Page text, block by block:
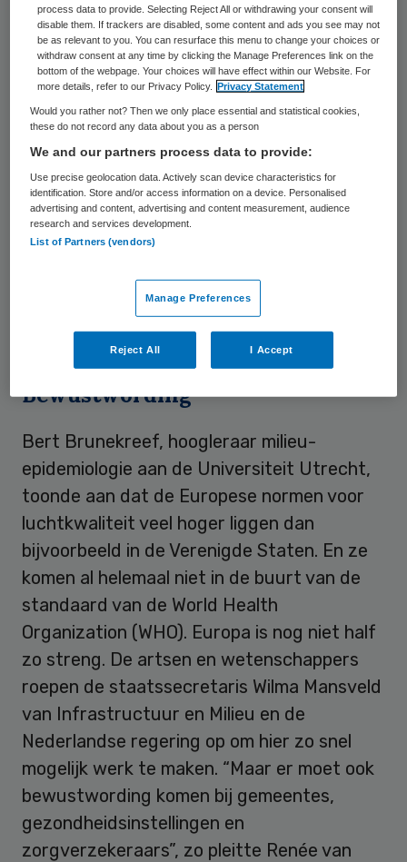
Fijnstof
Longartsen moeten aan de bel trekken over
de gezondheidseffecten van slechte
luchtkwaliteit, vindt Elisabeth Bel,
hoogleraar longziekten AMC en sinds kort
president van de European Respiratory
Society. Want er is duidelijk verband tussen
longziekten en uitstoot van fijnstof. Bel:
“Sommige vormen van astma hebben zelfs
hun origine in luchtvervuiling. Daar moeten
we dan weer nieuwe dure geneesmiddelen
voor uitvinden.”
Bewustwording
Bert Brunekreef, hoogleraar milieu-
epidemiologie aan de Universiteit Utrecht,
toonde aan dat de Europese normen voor
luchtkwaliteit veel hoger liggen dan
bijvoorbeeld in de Verenigde Staten. En ze
komen al helemaal niet in de buurt van de
standaard van de World Health
Organization (WHO). Europa is nog niet half
zo streng. De artsen en wetenschappers
roepen de staatssecretaris Wilma Mansveld
van Infrastructuur en Milieu en de
Nederlandse regering op om hier zo snel
mogelijk werk te maken. “Maar er moet ook
bewustwording komen bij gemeentes,
gezondheidsinstellingen en
zorgverzekeraars”, zo pleitte Renée van
process data to provide. Selecting Reject All or withdrawing your consent will
disable them. If trackers are disabled, some content and ads you see may not
be as relevant to you. You can resurface this menu to change your choices or
withdraw consent at any time by clicking the Manage Preferences link on the
bottom of the webpage. Your choices will have effect within our Website. For
more details, refer to our Privacy Policy.
Privacy Statement
Would you rather not? Then we only place essential and statistical cookies,
these do not record any data about you as a person
We and our partners process data to provide:
Use precise geolocation data. Actively scan device characteristics for
identification. Store and/or access information on a device. Personalised
advertising and content, advertising and content measurement, audience
research and services development.
List of Partners (vendors)
Manage Preferences
Reject All I Accept